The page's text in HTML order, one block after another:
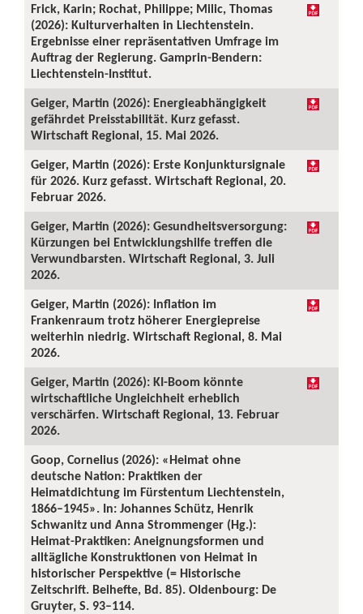
Frick, Karin; Rochat, Philippe; Milic, Thomas
(2026): Kulturverhalten in Liechtenstein.
Ergebnisse einer repräsentativen Umfrage im
Auftrag der Regierung. Gamprin-Bendern:
Liechtenstein-Institut.
Geiger, Martin (2026): Energieabhängigkeit
gefährdet Preisstabilität. Kurz gefasst.
Wirtschaft Regional, 15. Mai 2026.
Geiger, Martin (2026): Erste Konjunktursignale
für 2026. Kurz gefasst. Wirtschaft Regional, 20.
Februar 2026.
Geiger, Martin (2026): Gesundheitsversorgung:
Kürzungen bei Entwicklungshilfe treffen die
Verwundbarsten. Wirtschaft Regional, 3. Juli
2026.
Geiger, Martin (2026): Inflation im
Frankenraum trotz höherer Energiepreise
weiterhin niedrig. Wirtschaft Regional, 8. Mai
2026.
Geiger, Martin (2026): KI-Boom könnte
wirtschaftliche Ungleichheit erheblich
verschärfen. Wirtschaft Regional, 13. Februar
2026.
Goop, Cornelius (2026): «Heimat ohne
deutsche Nation: Praktiken der
Heimatdichtung im Fürstentum Liechtenstein,
1866–1945». In: Johannes Schütz, Henrik
Schwanitz und Anna Strommenger (Hg.):
Heimat-Praktiken: Aneignungsformen und
alltägliche Konstruktionen von Heimat in
historischer Perspektive (= Historische
Zeitschrift. Beihefte, Bd. 85). Oldenbourg: De
Gruyter, S. 93–114.